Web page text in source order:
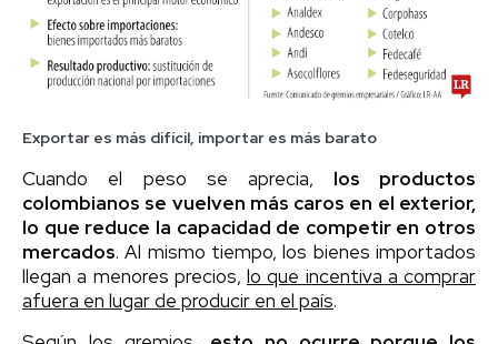
Exportar es más difícil, importar es más barato
Cuando el peso se aprecia, los productos
colombianos se vuelven más caros en el exterior,
lo que reduce la capacidad de competir en otros
mercados. Al mismo tiempo, los bienes importados
llegan a menores precios, lo que incentiva a comprar
afuera en lugar de producir en el país.